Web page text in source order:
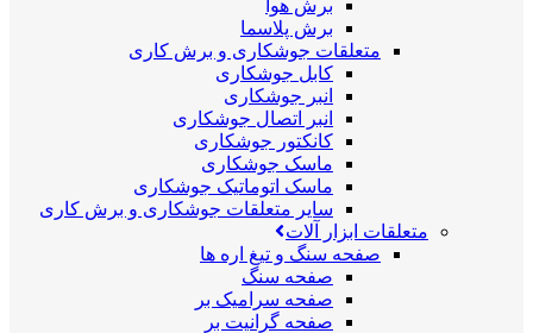
برش هوا
برش پلاسما
متعلقات جوشکاری و برش کاری
کابل جوشکاری
انبر جوشکاری
انبر اتصال جوشکاری
کانکتور جوشکاری
ماسک جوشکاری
ماسک اتوماتیک جوشکاری
سایر متعلقات جوشکاری و برش کاری
متعلقات ابزار آلات
صفحه سنگ و تیغ اره ها
صفحه سنگ
صفحه سرامیک بر
صفحه گرانیت بر